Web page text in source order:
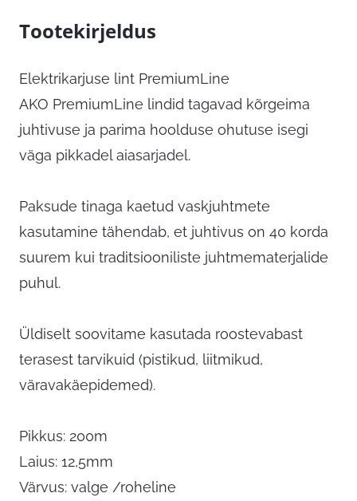
Tootekirjeldus
Elektrikarjuse lint PremiumLine
AKO PremiumLine lindid tagavad kõrgeima
juhtivuse ja parima hoolduse ohutuse isegi
väga pikkadel aiasarjadel.
Paksude tinaga kaetud vaskjuhtmete
kasutamine tähendab, et juhtivus on 40 korda
suurem kui traditsiooniliste juhtmematerjalide
puhul.
Üldiselt soovitame kasutada roostevabast
terasest tarvikuid (pistikud, liitmikud,
väravakäepidemed).
Pikkus: 200m
Laius: 12,5mm
Värvus: valge /roheline